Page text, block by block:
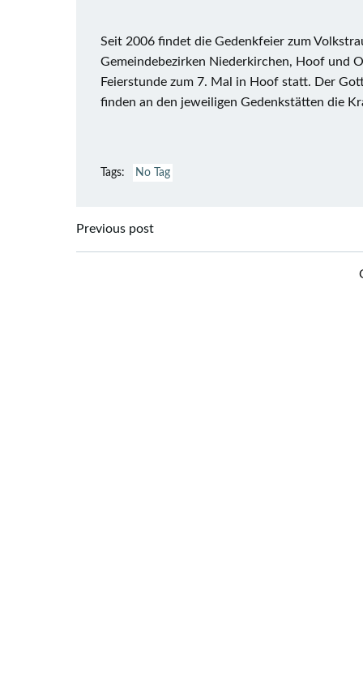
Seit 2006 findet die Gedenkfeier zum
Gemeindebezirken Niederkirchen, Hoof und
Feierstunde zum 7. Mal in Hoof statt. Der
finden an den jeweiligen Gedenkstätten die
Tags: No Tag
Post
Previous post